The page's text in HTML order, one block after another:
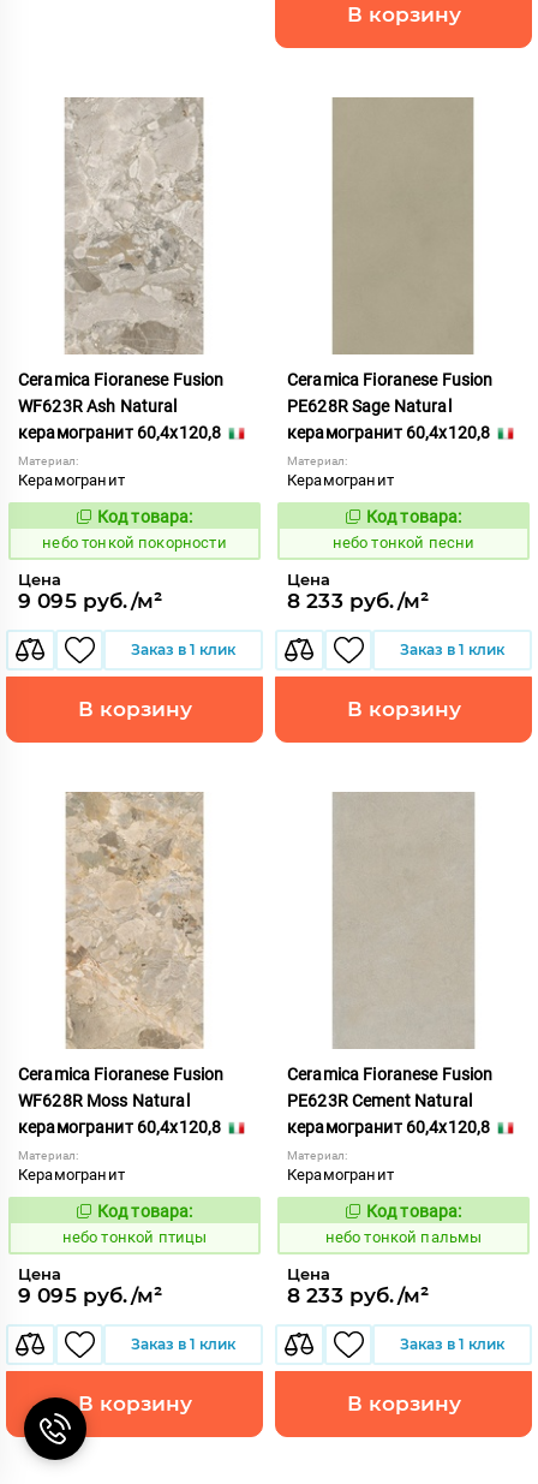
В корзину
Ceramica Fioranese Fusion
WF623R Ash Natural
керамогранит 60,4x120,8
Материал:
Керамогранит
1122197
Код товара:
небо тонкой покорности
Цена
9 095 руб./м²
Заказ в 1 клик
В корзину
Ceramica Fioranese Fusion
PE628R Sage Natural
керамогранит 60,4x120,8
Материал:
Керамогранит
1122194
Код товара:
небо тонкой песни
Цена
8 233 руб./м²
Заказ в 1 клик
В корзину
Ceramica Fioranese Fusion
WF628R Moss Natural
керамогранит 60,4x120,8
Материал:
Керамогранит
1122198
Код товара:
небо тонкой птицы
Цена
9 095 руб./м²
Заказ в 1 клик
В корзину
Ceramica Fioranese Fusion
PE623R Cement Natural
керамогранит 60,4x120,8
Материал:
Керамогранит
1122192
Код товара:
небо тонкой пальмы
Цена
8 233 руб./м²
Заказ в 1 клик
В корзину